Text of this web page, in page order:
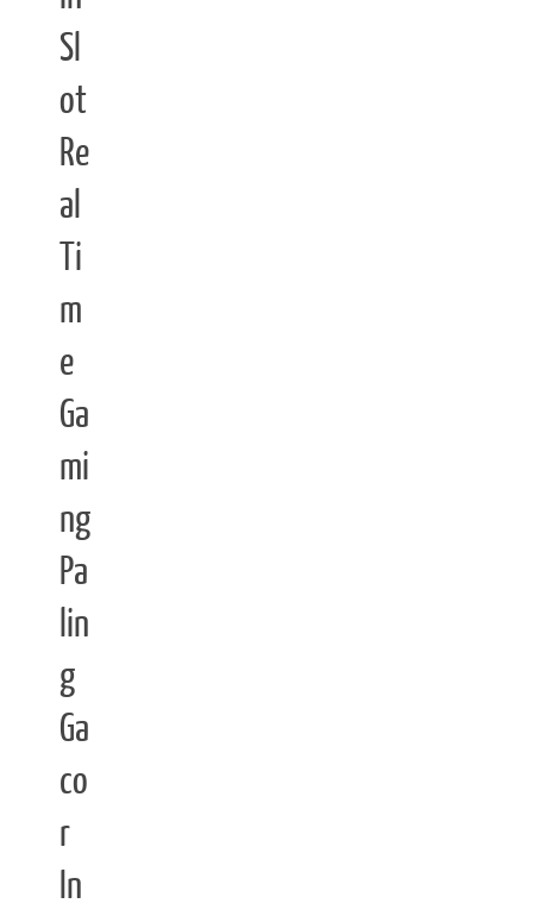
Sl
ot
Re
al
Ti
m
e
Ga
mi
ng
Pa
lin
g
Ga
co
r
In